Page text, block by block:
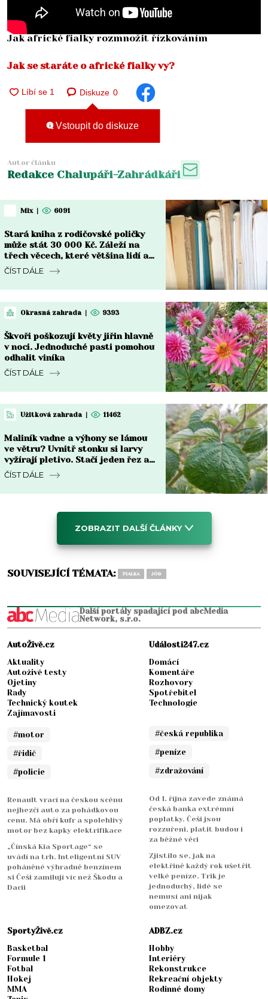
Jak africké fialky rozmnožit řízkováním
Jak se staráte o africké fialky vy?
Diskuze 0
Vstoupit do diskuze
Autor článku
Redakce Chalupáři-Zahrádkáři
Mix | 6091
Stará kniha z rodičovské poličky
může stát 30 000 Kč. Záleží na
třech věcech, které většina lidí ani
nekontroluje
ČÍST DÁLE
Okrasná zahrada | 9393
Škvoři poškozují květy jiřin hlavně
v noci. Jednoduché pasti pomohou
odhalit viníka
ČÍST DÁLE
Užitková zahrada | 11462
Maliník vadne a výhony se lámou
ve větru? Uvnitř stonku si larvy
vyžírají pletivo. Stačí jeden řez a
česnek
ČÍST DÁLE
ZOBRAZIT DALŠÍ ČLÁNKY
SOUVISEJÍCÍ TÉMATA: FIALKA JÓD
Další portály spadající pod abcMedia
Network, s.r.o.
AutoŽivě.cz
Aktuality
Autoživě testy
Ojetiny
Rady
Technický koutek
Zajímavosti
#motor
#řidič
#policie
Renault vrací na českou scénu
nejhezčí auto za pohádkovou
cenu. Má obří kufr a spolehlivý
motor bez kapky elektrifikace
„Čínská Kia Sportage“ se
uvádí na trh. Inteligentní SUV
poháněné výhradně benzínem
si Češi zamilují víc než Škodu a
Dacii
Události247.cz
Domácí
Komentáře
Rozhovory
Spotřebitel
Technologie
#česká republika
#peníze
#zdražování
Od 1. října zavede známá
česká banka extrémní
poplatky. Češi jsou
rozzuřeni, platit budou i
za běžné věci
Zjistilo se, jak na
elektřině každý rok ušetřit
velké peníze. Trik je
jednoduchý, lidé se
nemusí ani nijak
omezovat
SportyŽivě.cz
Basketbal
Formule 1
Fotbal
Hokej
MMA
ADBZ.cz
Hobby
Interiéry
Rekonstrukce
Rekreační objekty
Rodinné domy